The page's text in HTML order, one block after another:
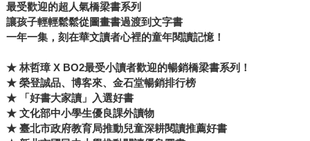
最受歡迎的超人氣橋梁書系列
讓孩子輕輕鬆鬆從圖畫書過渡到文字書
一年一集，刻在華文讀者心裡的童年閱讀記憶！
★ 林哲璋 X BO2最受小讀者歡迎的暢銷橋梁書系列！
★ 榮登誠品、博客來、金石堂暢銷排行榜
★ 「好書大家讀」入選好書
★ 文化部中小學生優良課外讀物
★ 臺北市政府教育局推動兒童深耕閱讀推薦好書